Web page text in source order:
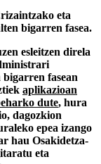
eta
bigarren fasea.
esleitzen direla
fasean
aplikazioan
dute, hura
dagozkion
epea izango
hau Osakidetza-
eta